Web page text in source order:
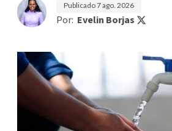
Publicado7 ago. 2026
Por: Evelin Borjas